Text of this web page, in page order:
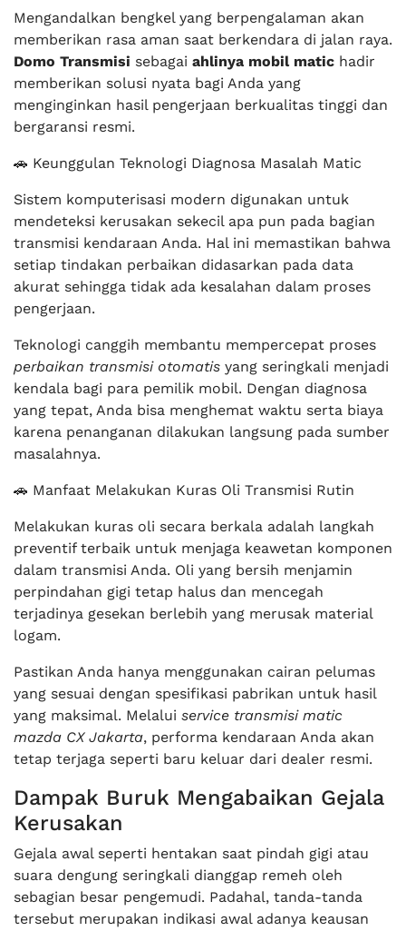
Mengandalkan bengkel yang berpengalaman akan
memberikan rasa aman saat berkendara di jalan raya.
Domo Transmisi sebagai ahlinya mobil matic hadir
memberikan solusi nyata bagi Anda yang
menginginkan hasil pengerjaan berkualitas tinggi dan
bergaransi resmi.
🚗 Keunggulan Teknologi Diagnosa Masalah Matic
Sistem komputerisasi modern digunakan untuk
mendeteksi kerusakan sekecil apa pun pada bagian
transmisi kendaraan Anda. Hal ini memastikan bahwa
setiap tindakan perbaikan didasarkan pada data
akurat sehingga tidak ada kesalahan dalam proses
pengerjaan.
Teknologi canggih membantu mempercepat proses
perbaikan transmisi otomatis yang seringkali menjadi
kendala bagi para pemilik mobil. Dengan diagnosa
yang tepat, Anda bisa menghemat waktu serta biaya
karena penanganan dilakukan langsung pada sumber
masalahnya.
🚗 Manfaat Melakukan Kuras Oli Transmisi Rutin
Melakukan kuras oli secara berkala adalah langkah
preventif terbaik untuk menjaga keawetan komponen
dalam transmisi Anda. Oli yang bersih menjamin
perpindahan gigi tetap halus dan mencegah
terjadinya gesekan berlebih yang merusak material
logam.
Pastikan Anda hanya menggunakan cairan pelumas
yang sesuai dengan spesifikasi pabrikan untuk hasil
yang maksimal. Melalui service transmisi matic
mazda CX Jakarta, performa kendaraan Anda akan
tetap terjaga seperti baru keluar dari dealer resmi.
Dampak Buruk Mengabaikan Gejala
Kerusakan
Gejala awal seperti hentakan saat pindah gigi atau
suara dengung seringkali dianggap remeh oleh
sebagian besar pengemudi. Padahal, tanda-tanda
tersebut merupakan indikasi awal adanya keausan